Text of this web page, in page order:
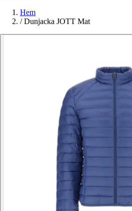
Hem
/ Dunjacka JOTT Mat